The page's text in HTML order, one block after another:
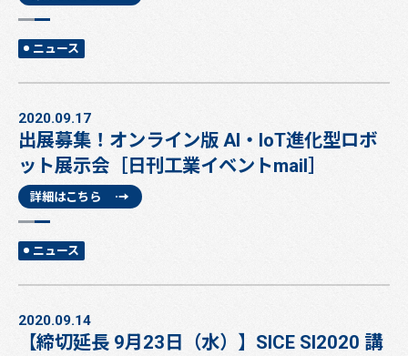
ニュース
2020.09.17
出展募集！オンライン版 AI・IoT進化型ロボ
ット展示会［日刊工業イベントmail］
詳細はこちら
ニュース
2020.09.14
【締切延長 9月23日（水）】SICE SI2020 講